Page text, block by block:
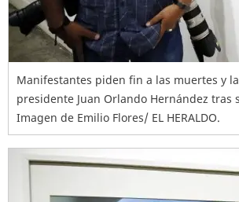
Manifestantes piden fin a las muertes y
presidente Juan Orlando Hernández tras
Imagen de Emilio Flores/ EL HERALDO.